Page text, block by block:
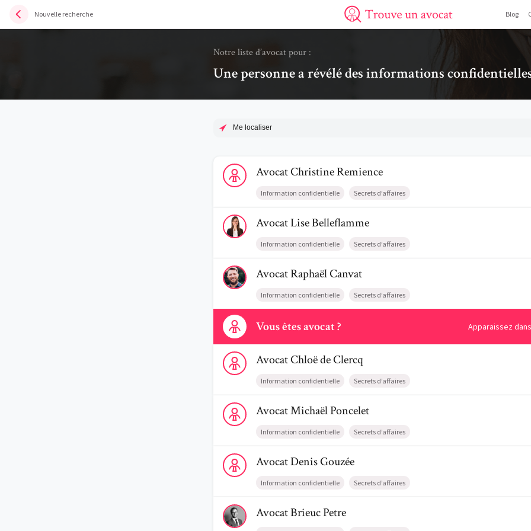
Nouvelle recherche
Trouve un avocat
Blog
Notre liste d’avocat pour :
Une personne a révélé des informations
Me localiser
Voir le profil de AvocatChristine Remience
AvocatChristineRemience
Information confidentielle Secrets d’affaires
Voir le profil de AvocatLise Belleflamme
AvocatLiseBelleflamme
Information confidentielle Secrets d’affaires
Voir le profil de AvocatRaphaël Canvat
AvocatRaphaëlCanvat
Information confidentielle Secrets d’affaires
Vous êtes avocat ? Apparaissez
Contactez-nous
Voir le profil de AvocatChloë de Clercq
AvocatChloëde Clercq
Information confidentielle Secrets d’affaires
Voir le profil de AvocatMichaël Poncelet
AvocatMichaëlPoncelet
Information confidentielle Secrets d’affaires
Voir le profil de AvocatDenis Gouzée
AvocatDenisGouzée
Information confidentielle Secrets d’affaires
Voir le profil de AvocatBrieuc Petre
AvocatBrieucPetre